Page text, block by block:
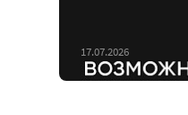
17.07.2026